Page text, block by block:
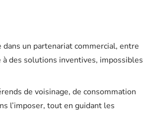
un partenariat commercial, entre
à des solutions inventives, impossibles
de voisinage, de consommation
l’imposer, tout en guidant les